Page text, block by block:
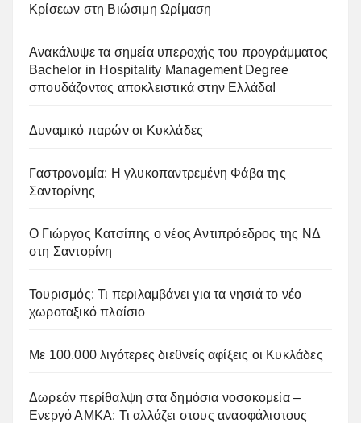
Κρίσεων στη Βιώσιμη Ωρίμαση
Ανακάλυψε τα σημεία υπεροχής του προγράμματος
Bachelor in Hospitality Management Degree
σπουδάζοντας αποκλειστικά στην Ελλάδα!
Δυναμικό παρών οι Κυκλάδες
Γαστρονομία: Η γλυκοπαντρεμένη Φάβα της
Σαντορίνης
Ο Γιώργος Κατσίπης ο νέος Αντιπρόεδρος της ΝΔ
στη Σαντορίνη
Τουρισμός: Τι περιλαμβάνει για τα νησιά το νέο
χωροταξικό πλαίσιο
Με 100.000 λιγότερες διεθνείς αφίξεις οι Κυκλάδες
Δωρεάν περίθαλψη στα δημόσια νοσοκομεία –
Ενεργό ΑΜΚΑ: Τι αλλάζει στους ανασφάλιστους